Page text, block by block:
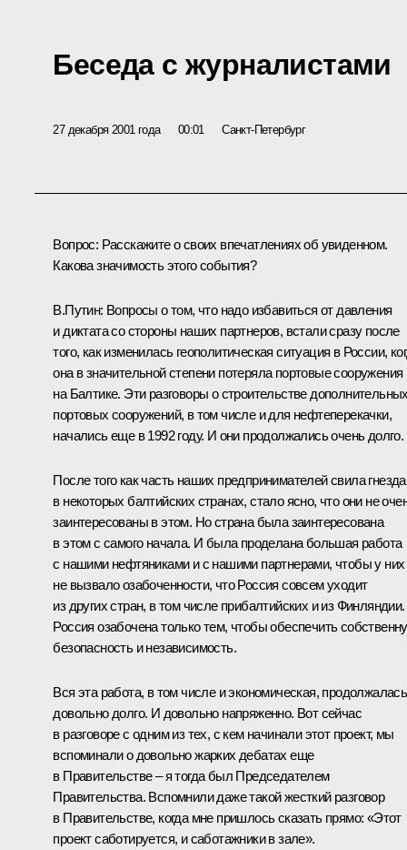
Беседа с журналистами
27 декабря 2001 года 00:01 Санкт-Петербург
Вопрос: Расскажите о своих впечатлениях об увиденном.
Какова значимость этого события?
В.Путин: Вопросы о том, что надо избавиться от давления
и диктата со стороны наших партнеров, встали сразу после
того, как изменилась геополитическая ситуация в России,
она в значительной степени потеряла портовые сооружения
на Балтике. Эти разговоры о строительстве
портовых сооружений, в том числе и для нефтеперекачки,
начались еще в 1992 году. И они продолжались очень долго.
После того как часть наших предпринимателей свила гнезда
в некоторых балтийских странах, стало ясно, что они не
заинтересованы в этом. Но страна была заинтересована
в этом с самого начала. И была проделана большая работа
с нашими нефтяниками и с нашими партнерами, чтобы у них
не вызвало озабоченности, что Россия совсем уходит
из других стран, в том числе прибалтийских и из Финляндии.
Россия озабочена только тем, чтобы обеспечить
безопасность и независимость.
Вся эта работа, в том числе и экономическая, продолжалась
довольно долго. И довольно напряженно. Вот сейчас
в разговоре с одним из тех, с кем начинали этот проект, мы
вспоминали о довольно жарких дебатах еще
в Правительстве – я тогда был Председателем
Правительства. Вспомнили даже такой жесткий разговор
в Правительстве, когда мне пришлось сказать прямо: «Этот
проект саботируется, и саботажники в зале».